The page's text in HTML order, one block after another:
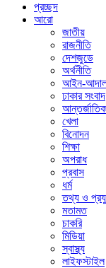
প্রচ্ছদ
আরো
জাতীয়
রাজনীতি
দেশজুডে
অর্থনীতি
আইন-
ঢাকার সংবাদ
আন্তর্জাতিক
খেলা
বিনোদন
শিক্ষা
অপরাধ
প্রবাস
ধর্ম
তথ্য ও
মতামত
চাকরি
মিডিয়া
স্বাস্থ্য
লাইফস্টাইল